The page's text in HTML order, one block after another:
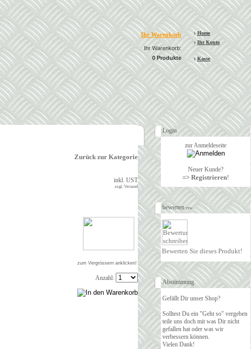
Ihr Warenkorb
Ihr Warenkorb:
0 Produkte
Home
Ihr Konto
Kasse
Zurück zur Kategorie
inkl. UST
zzgl. Versand
zum Vergrössern anklicken!
Anzahl:
Login
zur Anmeldeseite
Neuer Kunde?
=> Registrieren!
bewerten
Bewerten Sie dieses Produkt!
Abstimmung
Gefällt Dir unser Shop?
Solltest Du ein "Geht so" vergeben
teile uns doch mit was Dir nicht
gefallen hat oder was wir
verbessern können.
Vielen Dank!